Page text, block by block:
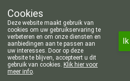
011/606002
Cookies
Deze website maakt gebruik van
cookies om uw gebruikservaring te
verbeteren en om onze diensten en
aanbiedingen aan te passen aan
uw interesses. Door op deze
website te blijven, accepteert u dit
gebruik van cookies. Klik hier voor
meer info.